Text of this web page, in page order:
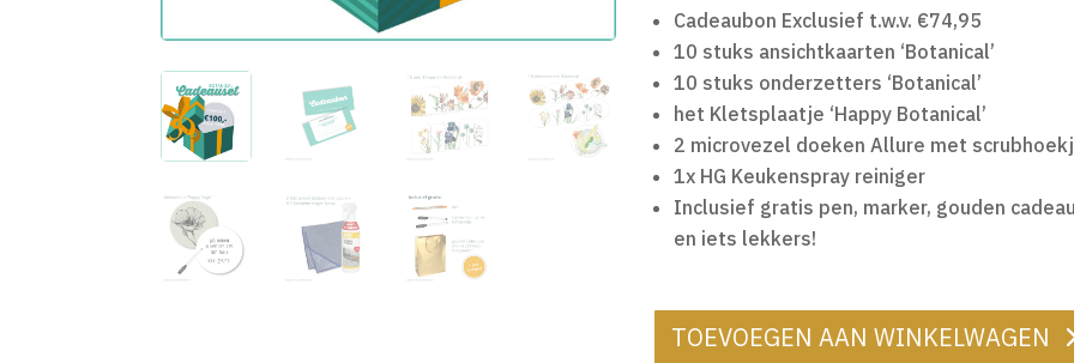
Cadeaubon Exclusief t.w.v. €74,95
10 stuks ansichtkaarten ‘Botanical’
10 stuks onderzetters ‘Botanical’
het Kletsplaatje ‘Happy Botanical’
2 microvezel doeken Allure met
1x HG Keukenspray reiniger
Inclusief gratis pen, marker, gouden
en iets lekkers!
TOEVOEGEN AAN WINKELWAGEN